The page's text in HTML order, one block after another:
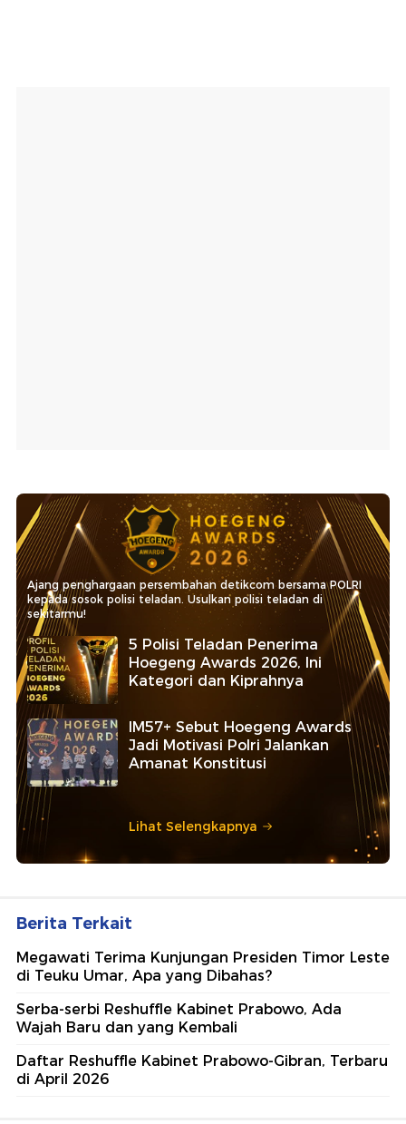
Ajang penghargaan persembahan detikcom bersama POLRI
kepada sosok polisi teladan. Usulkan polisi teladan di
sekitarmu!
5 Polisi Teladan Penerima
Hoegeng Awards 2026, Ini
Kategori dan Kiprahnya
IM57+ Sebut Hoegeng Awards
Jadi Motivasi Polri Jalankan
Amanat Konstitusi
Lihat Selengkapnya
Berita Terkait
Megawati Terima Kunjungan Presiden Timor Leste
di Teuku Umar, Apa yang Dibahas?
Serba-serbi Reshuffle Kabinet Prabowo, Ada
Wajah Baru dan yang Kembali
Daftar Reshuffle Kabinet Prabowo-Gibran, Terbaru
di April 2026